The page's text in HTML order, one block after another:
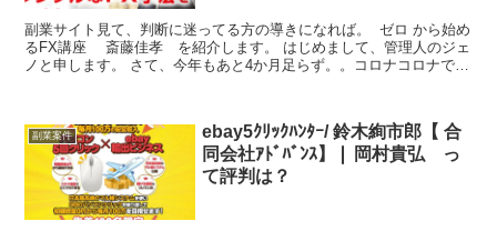
副業サイト見て、判断に迷ってる方の導きになれば。 ゼロ から始め
るFX講座 斎藤佳孝 を紹介します。 はじめまして、管理人のジェ
ノと申します。 さて、今年もあと4か月足らず。。コロナコロナであ
副業案件
ebay5ｸﾘｯｸﾊﾝﾀｰ/ 鈴木絢市郎【 合
同会社ｱﾄﾞﾊﾞﾝｽ】❘ 岡村貴弘 っ
て評判は？